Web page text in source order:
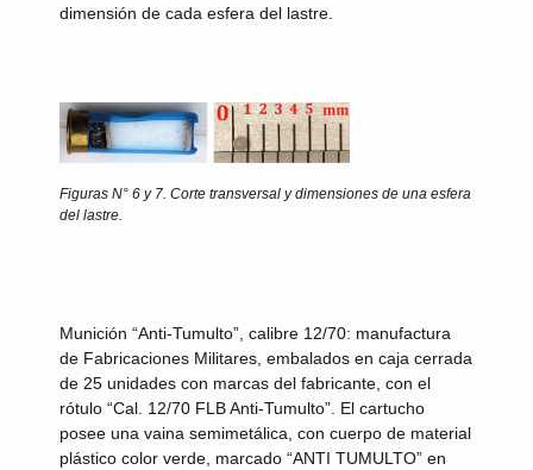
dimensión de cada esfera del lastre.
Figuras N° 6 y 7. Corte transversal y dimensiones de una esfera
del lastre.
Munición “Anti-Tumulto”, calibre 12/70: manufactura
de Fabricaciones Militares, embalados en caja cerrada
de 25 unidades con marcas del fabricante, con el
rótulo “Cal. 12/70 FLB Anti-Tumulto”. El cartucho
posee una vaina semimetálica, con cuerpo de material
plástico color verde, marcado “ANTI TUMULTO” en